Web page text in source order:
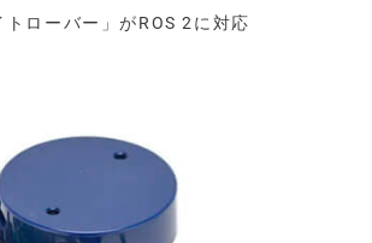
ローバー」がROS 2に対応